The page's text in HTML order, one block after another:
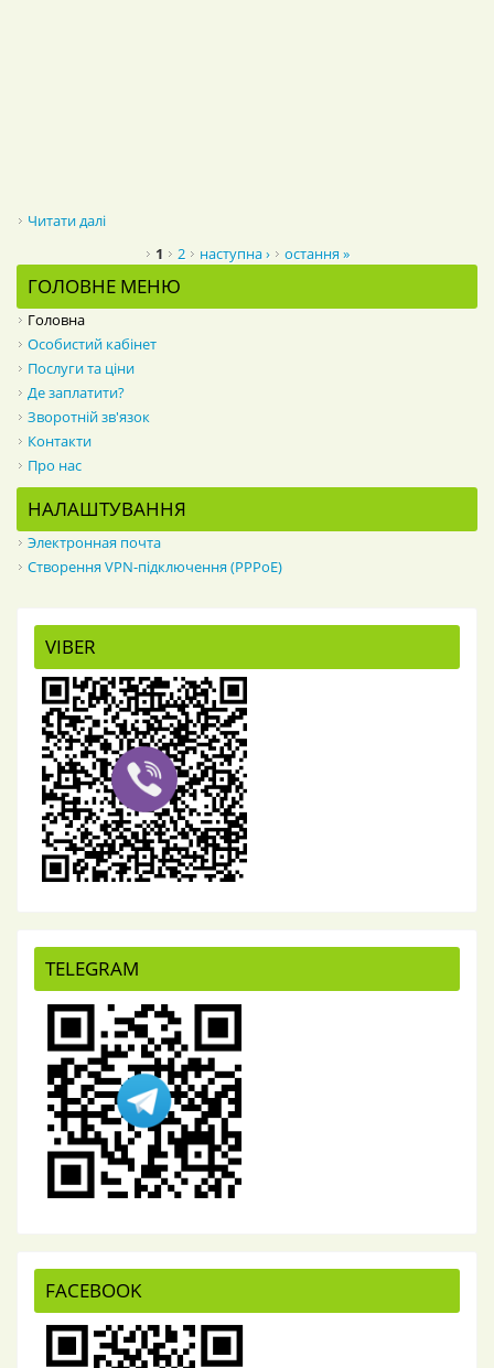
Читати далі
1 2 наступна › остання »
ГОЛОВНЕ МЕНЮ
Головна
Особистий кабінет
Послуги та ціни
Де заплатити?
Зворотній зв'язок
Контакти
Про нас
НАЛАШТУВАННЯ
Электронная почта
Створення VPN-підключення (PPPoE)
VIBER
TELEGRAM
FACEBOOK